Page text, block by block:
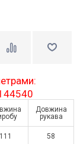
Довжина
рукава
111 58